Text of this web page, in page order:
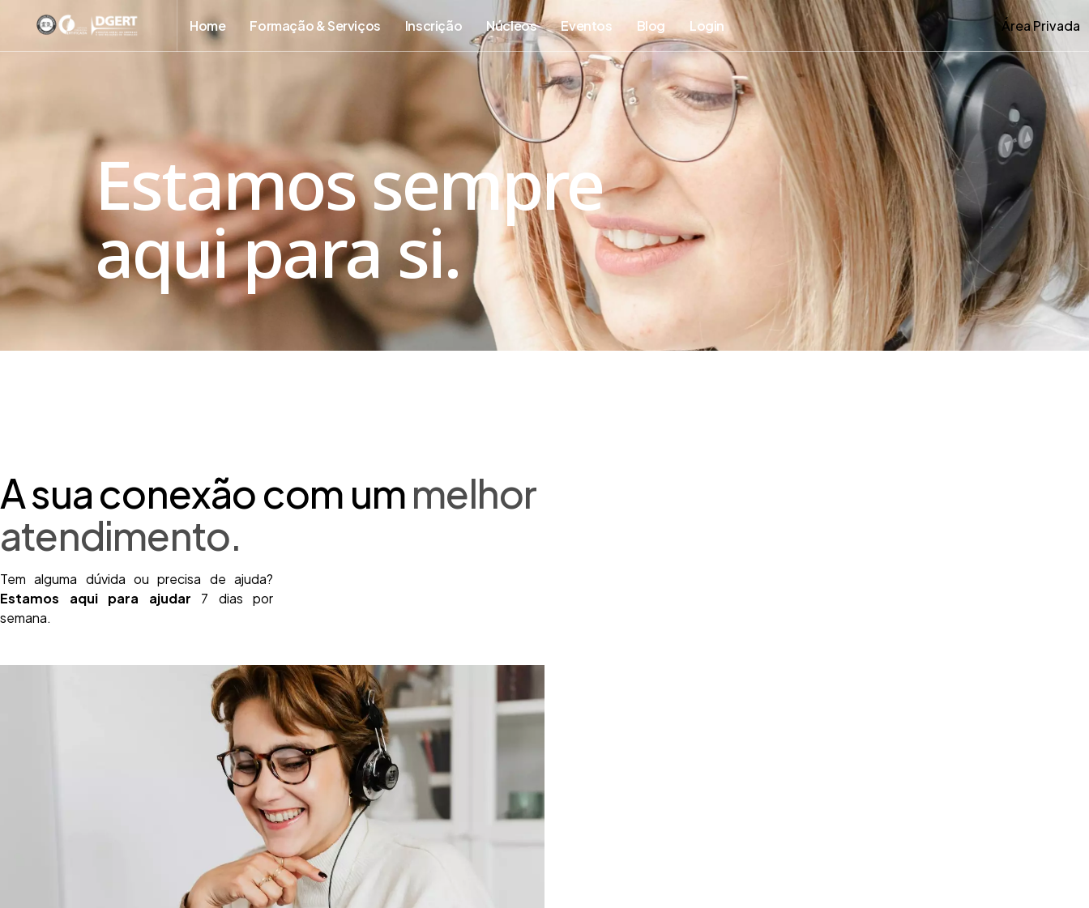
Home Formação & Serviços Inscrição Núcleos Eventos Blog Login Área Privada
Estamos sempre
aqui para si.
A sua conexão com ummelhor
atendimento.
Tem alguma dúvida ou precisa de ajuda?
Estamos aqui para ajudar 7 dias por
semana.